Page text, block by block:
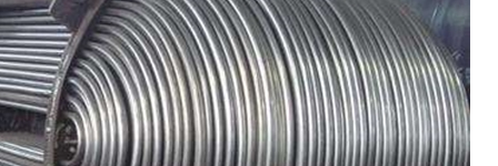
النيكل 690 أنابيب سبائك
الصلب
سبيكة إنكونيل 718 أنبوب
فولاذي
طوق الحفر | أملس & دوامة
أنبوب غلاف H40 octg
بيند الأنابيب : الصلب الكربوني, سبائك الصلب
والفولاذ المقاوم للصدأ